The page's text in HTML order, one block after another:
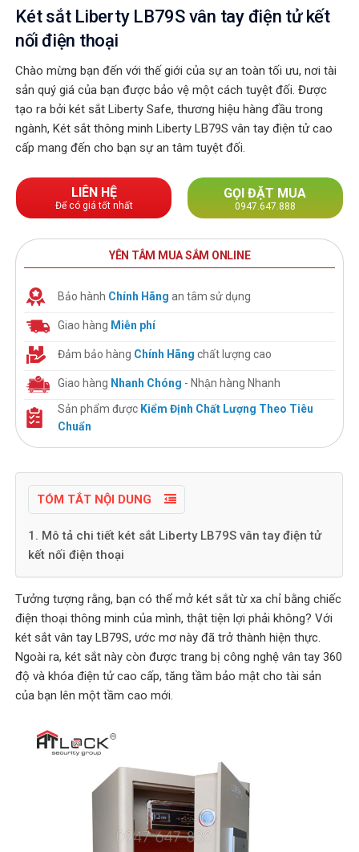
Két sắt Liberty LB79S vân tay điện tử kết
nối điện thoại
Chào mừng bạn đến với thế giới của sự an toàn tối ưu, nơi tài
sản quý giá của bạn được bảo vệ một cách tuyệt đối. Được
tạo ra bởi két sắt Liberty Safe, thương hiệu hàng đầu trong
ngành, Két sắt thông minh Liberty LB79S vân tay điện tử cao
cấp mang đến cho bạn sự an tâm tuyệt đối.
LIÊN HỆ
Để có giá tốt nhất
GỌI ĐẶT MUA
0947.647.888
YÊN TÂM MUA SẮM ONLINE
Bảo hành Chính Hãng an tâm sử dụng
Giao hàng Miễn phí
Đảm bảo hàng Chính Hãng chất lượng cao
Giao hàng Nhanh Chóng - Nhận hàng Nhanh
Sản phẩm được Kiểm Định Chất Lượng Theo Tiêu
Chuẩn
TÓM TẮT NỘI DUNG
1. Mô tả chi tiết két sắt Liberty LB79S vân tay điện tử
kết nối điện thoại
Tưởng tượng rằng, bạn có thể mở két sắt từ xa chỉ bằng chiếc
điện thoại thông minh của mình, thật tiện lợi phải không? Với
két sắt vân tay LB79S, ước mơ này đã trở thành hiện thực.
Ngoài ra, két sắt này còn được trang bị công nghệ vân tay 360
độ và khóa điện tử cao cấp, tăng tầm bảo mật cho tài sản
của bạn lên một tầm cao mới.